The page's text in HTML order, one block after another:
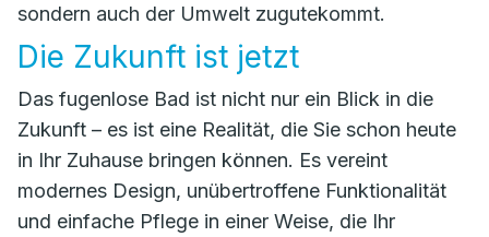
sondern auch der Umwelt zugutekommt.
Die Zukunft ist jetzt
Das fugenlose Bad ist nicht nur ein Blick in die
Zukunft – es ist eine Realität, die Sie schon heute
in Ihr Zuhause bringen können. Es vereint
modernes Design, unübertroffene Funktionalität
und einfache Pflege in einer Weise, die Ihr